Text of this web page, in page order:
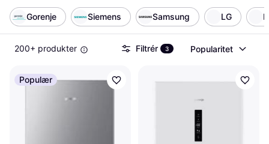
Gorenje Siemens Samsung LG
200+ produkter Filtrér 3 Popularitet
Populær